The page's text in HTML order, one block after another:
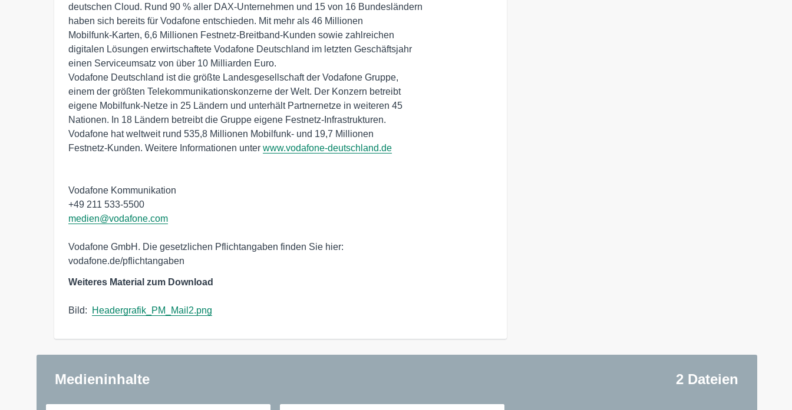
deutschen Cloud. Rund 90 % aller DAX-Unternehmen und 15 von 16 Bundesländern
haben sich bereits für Vodafone entschieden. Mit mehr als 46 Millionen
Mobilfunk-Karten, 6,6 Millionen Festnetz-Breitband-Kunden sowie zahlreichen
digitalen Lösungen erwirtschaftete Vodafone Deutschland im letzten Geschäftsjahr
einen Serviceumsatz von über 10 Milliarden Euro.
Vodafone Deutschland ist die größte Landesgesellschaft der Vodafone Gruppe,
einem der größten Telekommunikationskonzerne der Welt. Der Konzern betreibt
eigene Mobilfunk-Netze in 25 Ländern und unterhält Partnernetze in weiteren 45
Nationen. In 18 Ländern betreibt die Gruppe eigene Festnetz-Infrastrukturen.
Vodafone hat weltweit rund 535,8 Millionen Mobilfunk- und 19,7 Millionen
Festnetz-Kunden. Weitere Informationen unter www.vodafone-deutschland.de
Vodafone Kommunikation
medien@vodafone.com
Vodafone GmbH. Die gesetzlichen Pflichtangaben finden Sie hier:
vodafone.de/pflichtangaben
Weiteres Material zum Download
Bild: Headergrafik_PM_Mail2.png
Medieninhalte 2 Dateien